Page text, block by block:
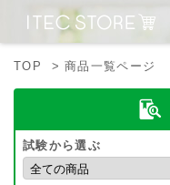
TOP > 商品一覧ページ
試験から選ぶ